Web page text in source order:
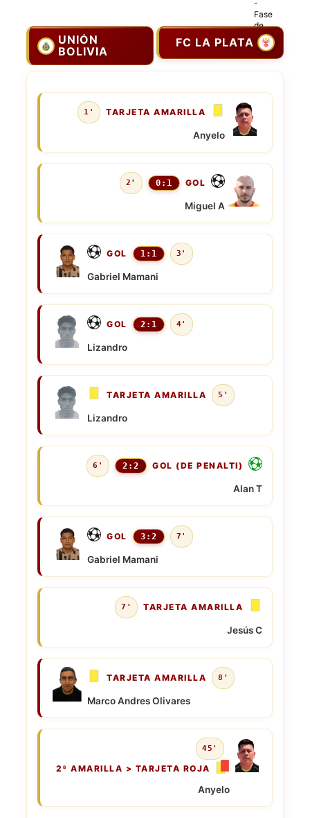
UNIÓN
BOLIVIA
FC LA PLATA
1' TARJETA AMARILLA
Anyelo
2' 0:1 GOL
Miguel A
GOL 1:1 3'
Gabriel Mamani
GOL 2:1 4'
Lizandro
TARJETA AMARILLA 5'
Lizandro
6' 2:2 GOL (DE PENALTI)
Alan T
GOL 3:2 7'
Gabriel Mamani
7' TARJETA AMARILLA
Jesús C
TARJETA AMARILLA 8'
Marco Andres Olivares
45'
2ª AMARILLA > TARJETA ROJA
Anyelo